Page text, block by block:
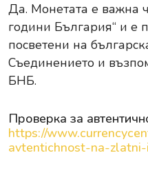
Да. Монетата е важна
години България“ и е
посветени на
Съединението и
БНБ.
Проверка за
https://
avtentichnost-na-